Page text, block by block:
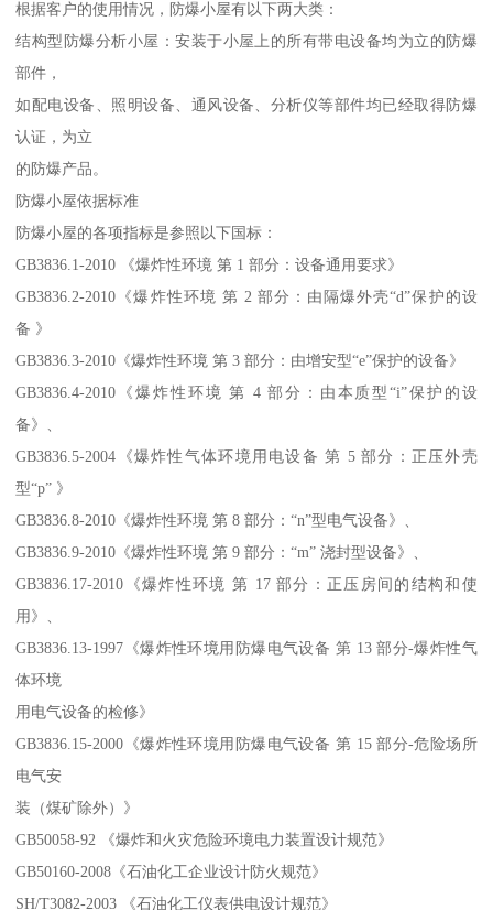
根据客户的使用情况，防爆小屋有以下两大类：
结构型防爆分析小屋：安装于小屋上的所有带电设备均为立的防爆
部件，
如配电设备、照明设备、通风设备、分析仪等部件均已经取得防爆
认证，为立
的防爆产品。
防爆小屋依据标准
防爆小屋的各项指标是参照以下国标：
GB3836.1-2010 《爆炸性环境 第 1 部分：设备通用要求》
GB3836.2-2010《爆炸性环境 第 2 部分：由隔爆外壳“d”保护的设
备 》
GB3836.3-2010《爆炸性环境 第 3 部分：由增安型“e”保护的设备》
GB3836.4-2010《爆炸性环境 第 4 部分：由本质型“i”保护的设
备》、
GB3836.5-2004《爆炸性气体环境用电设备 第 5 部分：正压外壳
型“p” 》
GB3836.8-2010《爆炸性环境 第 8 部分：“n”型电气设备》、
GB3836.9-2010《爆炸性环境 第 9 部分：“m” 浇封型设备》、
GB3836.17-2010《爆炸性环境 第 17 部分：正压房间的结构和使
用》、
GB3836.13-1997《爆炸性环境用防爆电气设备 第 13 部分-爆炸性气
体环境
用电气设备的检修》
GB3836.15-2000《爆炸性环境用防爆电气设备 第 15 部分-危险场所
电气安
装（煤矿除外）》
GB50058-92 《爆炸和火灾危险环境电力装置设计规范》
GB50160-2008《石油化工企业设计防火规范》
SH/T3082-2003 《石油化工仪表供电设计规范》